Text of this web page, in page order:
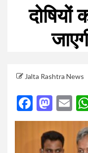
Jalta Rashtra News